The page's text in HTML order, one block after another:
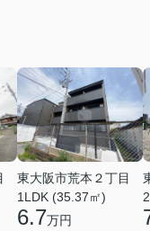
東大阪市荒本２丁目
1LDK (35.37㎡)
6.7万円